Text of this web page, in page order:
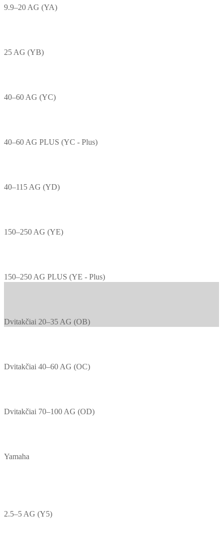
9.9–20 AG (YA)
25 AG (YB)
40–60 AG (YC)
40–60 AG PLUS (YC - Plus)
40–115 AG (YD)
150–250 AG (YE)
150–250 AG PLUS (YE - Plus)
Dvitakčiai 20–35 AG (OB)
Dvitakčiai 40–60 AG (OC)
Dvitakčiai 70–100 AG (OD)
Yamaha
2.5–5 AG (Y5)